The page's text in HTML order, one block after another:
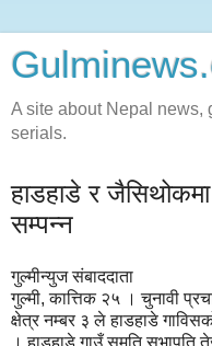
A site about Nepal news,
serials.
हाडहाडे र
सम्पन्न
गुल्मीन्युज संबाददाता
गुल्मी, कात्तिक २५ । चुनावी
क्षेत्र नम्बर ३ ले हाडहाडे
। हाडहाडे गाउँ समति सभापति